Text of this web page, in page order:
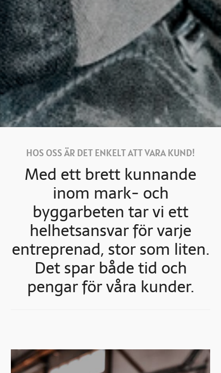
HOS OSS ÄR DET ENKELT ATT VARA KUND!
Med ett brett kunnande
inom mark- och
byggarbeten tar vi ett
helhetsansvar för varje
entreprenad, stor som liten.
Det spar både tid och
pengar för våra kunder.